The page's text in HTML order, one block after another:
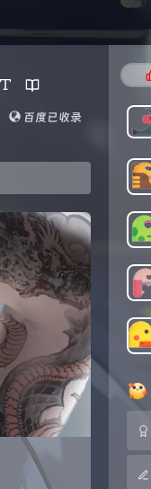
百度已收录